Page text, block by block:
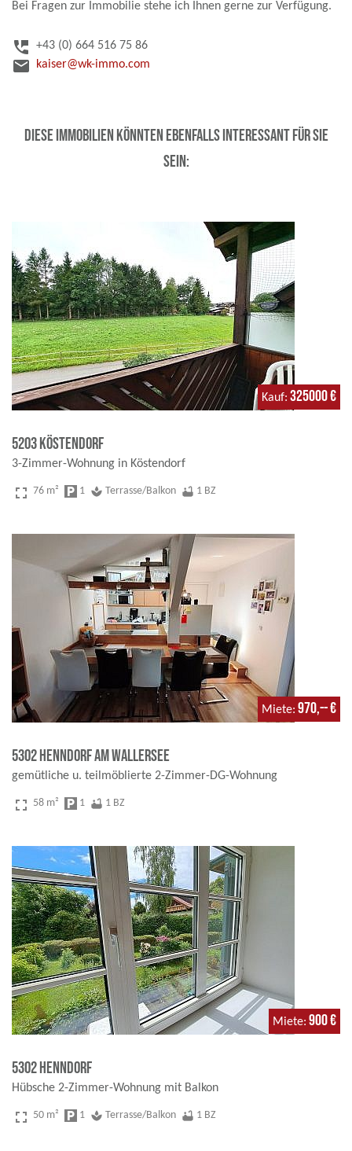
Bei Fragen zur Immobilie stehe ich Ihnen gerne zur Verfügung.
perm_phone_msg +43 (0) 664 516 75 86
email kaiser@wk-immo.com
Diese Immobilien könnten ebenfalls interessant für Sie
sein:
Kauf 325000 €
5203 Köstendorf
3-Zimmer-Wohnung in Köstendorf
fullscreen 76 m² local_parking 1 spa Terrasse/Balkon bathtub 1 BZ
Miete 970,-- €
5302 Henndorf am Wallersee
gemütliche u. teilmöblierte 2-Zimmer-DG-Wohnung
fullscreen 58 m² local_parking 1 bathtub 1 BZ
Miete 900 €
5302 Henndorf
Hübsche 2-Zimmer-Wohnung mit Balkon
fullscreen 50 m² local_parking 1 spa Terrasse/Balkon bathtub 1 BZ